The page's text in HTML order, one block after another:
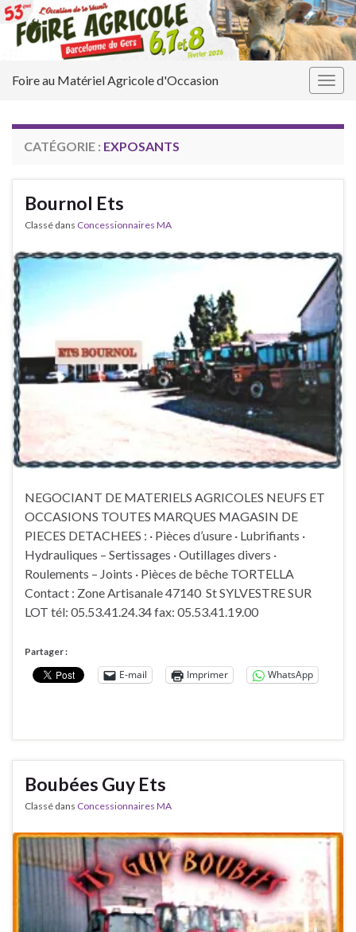
Foire au Matériel Agricole d'Occasion
CATÉGORIE : EXPOSANTS
Bournol Ets
Classé dans Concessionnaires MA
NEGOCIANT DE MATERIELS AGRICOLES NEUFS ET
OCCASIONS TOUTES MARQUES MAGASIN DE
PIECES DETACHEES : · Pièces d’usure · Lubrifiants ·
Hydrauliques – Sertissages · Outillages divers ·
Roulements – Joints · Pièces de bêche TORTELLA
Contact : Zone Artisanale 47140 St SYLVESTRE SUR
LOT tél: 05.53.41.24.34 fax: 05.53.41.19.00
Partager :
E-mail Imprimer WhatsApp
Boubées Guy Ets
Classé dans Concessionnaires MA